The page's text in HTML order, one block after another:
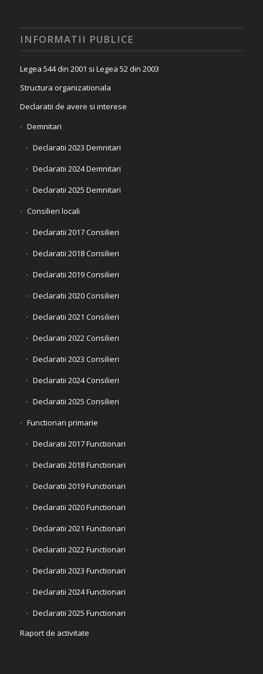
INFORMATII PUBLICE
Legea 544 din 2001 si Legea 52 din 2003
Structura organizationala
Declaratii de avere si interese
Demnitari
Declaratii 2023 Demnitari
Declaratii 2024 Demnitari
Declaratii 2025 Demnitari
Consilieri locali
Declaratii 2017 Consilieri
Declaratii 2018 Consilieri
Declaratii 2019 Consilieri
Declaratii 2020 Consilieri
Declaratii 2021 Consilieri
Declaratii 2022 Consilieri
Declaratii 2023 Consilieri
Declaratii 2024 Consilieri
Declaratii 2025 Consilieri
Functionari primarie
Declaratii 2017 Functionari
Declaratii 2018 Functionari
Declaratii 2019 Functionari
Declaratii 2020 Functionari
Declaratii 2021 Functionari
Declaratii 2022 Functionari
Declaratii 2023 Functionari
Declaratii 2024 Functionari
Declaratii 2025 Functionari
Raport de activitate